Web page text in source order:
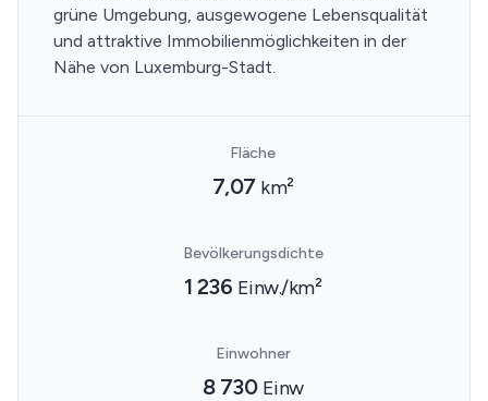
grüne Umgebung, ausgewogene Lebensqualität
und attraktive Immobilienmöglichkeiten in der
Nähe von Luxemburg-Stadt.
Fläche
7,07 km²
Bevölkerungsdichte
1 236 Einw./km²
Einwohner
8 730 Einw